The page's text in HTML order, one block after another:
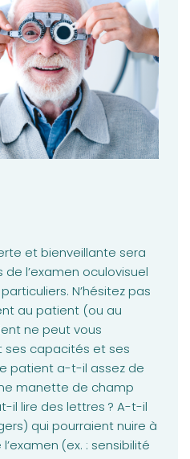
et bienveillante sera
l’examen oculovisuel
N’hésitez pas
au patient (ou au
ne peut vous
ses capacités et ses
patient a-t-il assez de
manette de champ
il lire des lettres ? A-t-il
qui pourraient nuire à
(ex. : sensibilité